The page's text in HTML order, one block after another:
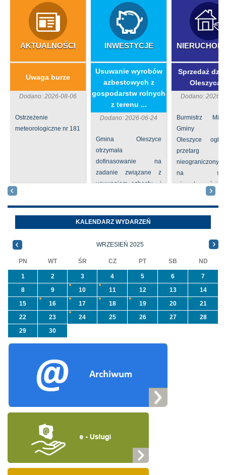
AKTUALNOŚCI
Uwaga burze
Dodano: 2026-08-06
Ostrzeżenie
meteorologiczne nr 181
INWESTYCJE
​Usuwanie wyrobów
azbestowych z
gospodarstw rolnych
z terenu ...
Dodano: 2026-06-24
Gmina Oleszyce
otrzymała
dofinasowanie na
zadanie związane z
usuwaniem azbestu i
azbest w ramach
programu
priorytetowego
NFOŚiGW pn.
Sprzedaż
Dodano: 2026-
Burmistrz
Gminy
Oleszyce
przetarg
nieograniczony
na
nieruchomości nr
Oleszycach
Orzeszkowej.
informacji ...
KALENDARZ WYDARZEŃ
WRZESIEŃ 2025
PN WT ŚR CZ PT SB ND
1 2 3 4 5 6
7
8
9 10 11 12 13
14
15
16 17 18 19 20
21
22
23 24 25 26 27
28
29
30